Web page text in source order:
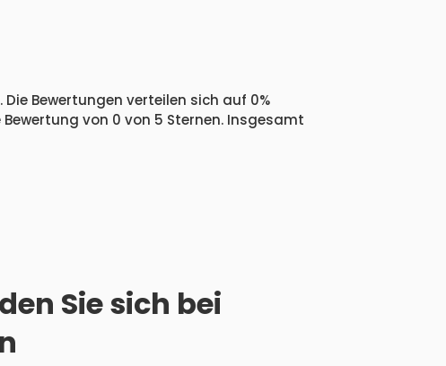
Bewertungen verteilen sich auf 0%
von 0 von 5 Sternen. Insgesamt
Sie sich bei